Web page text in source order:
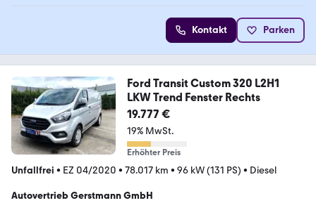
Kontakt Parken
Ford Transit Custom 320 L2H1
LKW Trend Fenster Rechts
19.777 €
19% MwSt.
Erhöhter Preis
Unfallfrei • EZ 04/2020 • 78.017 km • 96 kW (131 PS) • Diesel
Autovertrieb Gerstmann GmbH